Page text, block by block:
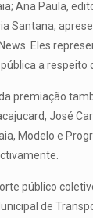
Ana Paula,
Santana,
Eles
a respeito
premiação
José
Modelo e
público
de